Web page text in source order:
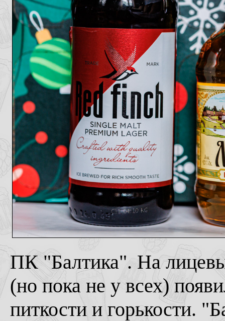
ПК "Балтика". На
(но пока не у всех)
питкости и горькости.